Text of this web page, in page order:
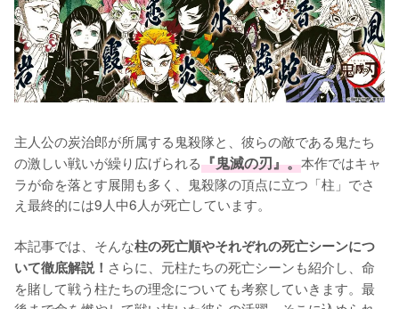
主人公の炭治郎が所属する鬼殺隊と、彼らの敵である鬼たち
の激しい戦いが繰り広げられる『鬼滅の刃』。本作ではキャ
ラが命を落とす展開も多く、鬼殺隊の頂点に立つ「柱」でさ
え最終的には9人中6人が死亡しています。
本記事では、そんな柱の死亡順やそれぞれの死亡シーンにつ
いて徹底解説！ さらに、元柱たちの死亡シーンも紹介し、命
を賭して戦う柱たちの理念についても考察していきます。最